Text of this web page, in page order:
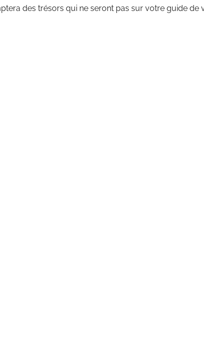
des trésors qui ne seront pas sur votre guide de